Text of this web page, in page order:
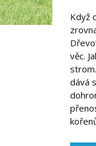
Když
věc.
dává